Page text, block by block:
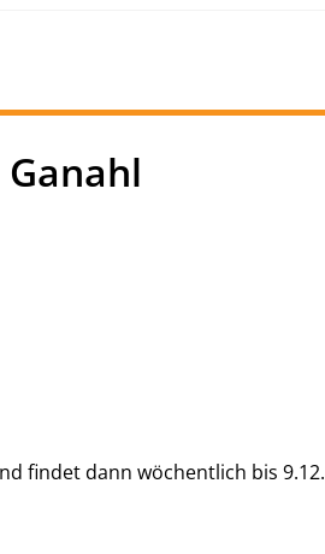
findet dann wöchentlich bis 9.12.